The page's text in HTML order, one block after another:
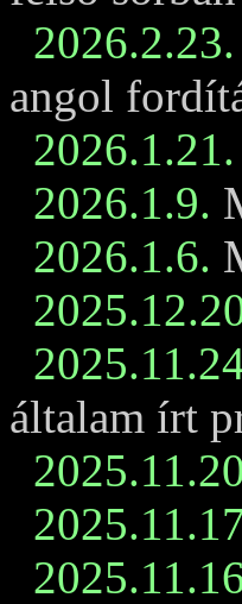
2026.2.23.
angol
2026.1.21.
2026.1.9.
2026.1.6.
általam írt